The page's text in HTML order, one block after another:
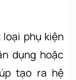
phụ kiện
dụng hoặc
tạo ra hệ